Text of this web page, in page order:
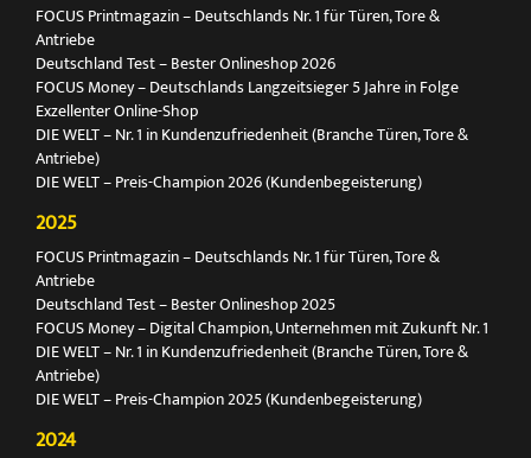
FOCUS Printmagazin – Deutschlands Nr. 1 für Türen, Tore &
Antriebe
Deutschland Test – Bester Onlineshop 2026
FOCUS Money – Deutschlands Langzeitsieger 5 Jahre in Folge
Exzellenter Online-Shop
DIE WELT – Nr. 1 in Kundenzufriedenheit (Branche Türen, Tore &
Antriebe)
DIE WELT – Preis-Champion 2026 (Kundenbegeisterung)
2025
FOCUS Printmagazin – Deutschlands Nr. 1 für Türen, Tore &
Antriebe
Deutschland Test – Bester Onlineshop 2025
FOCUS Money – Digital Champion, Unternehmen mit Zukunft Nr. 1
DIE WELT – Nr. 1 in Kundenzufriedenheit (Branche Türen, Tore &
Antriebe)
DIE WELT – Preis-Champion 2025 (Kundenbegeisterung)
2024